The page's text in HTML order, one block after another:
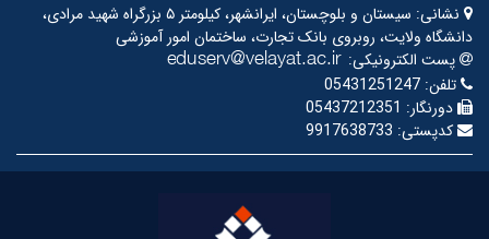
نشانی:
سیستان و بلوچستان، ایرانشهر، کیلومتر ۵ بزرگراه شهید مرادی،
دانشگاه ولایت، روبروی بانک تجارت، ساختمان امور آموزشی
پست الکترونیکی:
تلفن: 05431251247
دورنگار: 05437212351
کدپستی: 9917638733